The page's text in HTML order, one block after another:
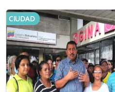
CIUDAD